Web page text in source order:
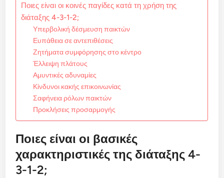
Ποιες είναι οι κοινές παγίδες κατά τη χρήση της
διάταξης 4-3-1-2;
Υπερβολική δέσμευση παικτών
Ευπάθεια σε αντεπιθέσεις
Ζητήματα συμφόρησης στο κέντρο
Έλλειψη πλάτους
Αμυντικές αδυναμίες
Κίνδυνοι κακής επικοινωνίας
Σαφήνεια ρόλων παικτών
Προκλήσεις προσαρμογής
Ποιες είναι οι βασικές
χαρακτηριστικές της διάταξης 4-
3-1-2;